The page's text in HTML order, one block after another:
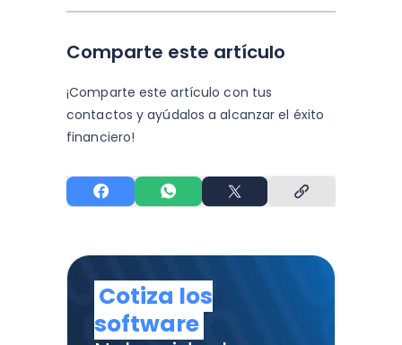
Comparte este artículo
¡Comparte este artículo con tus
contactos y ayúdalos a alcanzar el éxito
financiero!
Cotiza los
software